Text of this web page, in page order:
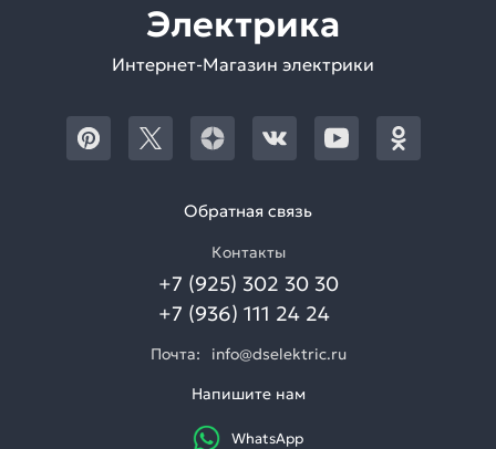
Электрика
Интернет-Магазин электрики
Обратная связь
Контакты
+7 (925) 302 30 30
+7 (936) 111 24 24
Почта:
info@dselektric.ru
Напишите нам
WhatsApp